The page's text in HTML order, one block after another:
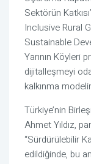
Sektörün
Inclusive Rural
Sustainable
Yarının Köyleri
dijitalleşmeyi
kalkınma
Türkiye’nin
Ahmet Yıldız,
“Sürdürülebilir
edildiğinde, bu